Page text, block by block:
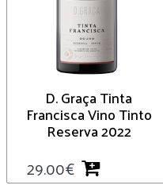
D. Graça Tinta
Francisca Vino Tinto
Reserva 2022
29.00€